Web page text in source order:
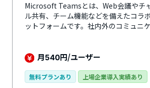
Microsoft Teamsとは、Web会議やチ
ル共有、チーム機能などを備えたコラ
ットフォームです。社内外のコミュニ
化し、業務効率の向上を支援。
し、ドキュメントの共同編集や情報共
えます。企業利用だけでなく教育機関
できる点が特徴です。
月540円/ユーザー
無料プランあり 上場企業導入実績あり